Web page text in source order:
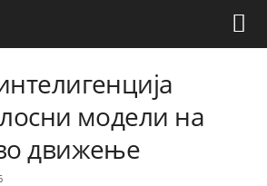
модели на
движење